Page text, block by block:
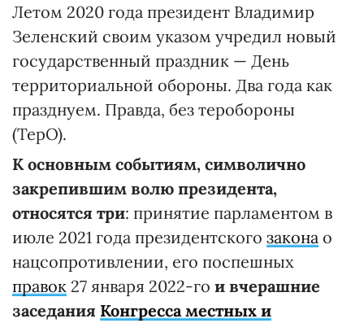
Летом 2020 года президент Владимир
Зеленский своим указом учредил новый
государственный праздник — День
территориальной обороны. Два года как
празднуем. Правда, без теробороны
(ТерО).
К основным событиям, символично
закрепившим волю президента,
относятся три: принятие парламентом в
июле 2021 года президентского закона о
нацсопротивлении, его поспешных
правок 27 января 2022-го и вчерашние
заседания Конгресса местных и